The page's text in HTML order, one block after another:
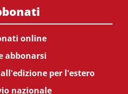
online
abbonarsi
per l'estero
nazionale